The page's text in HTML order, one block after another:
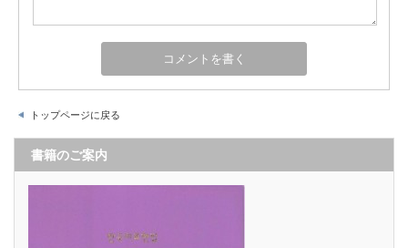
トップページに戻る
書籍のご案内